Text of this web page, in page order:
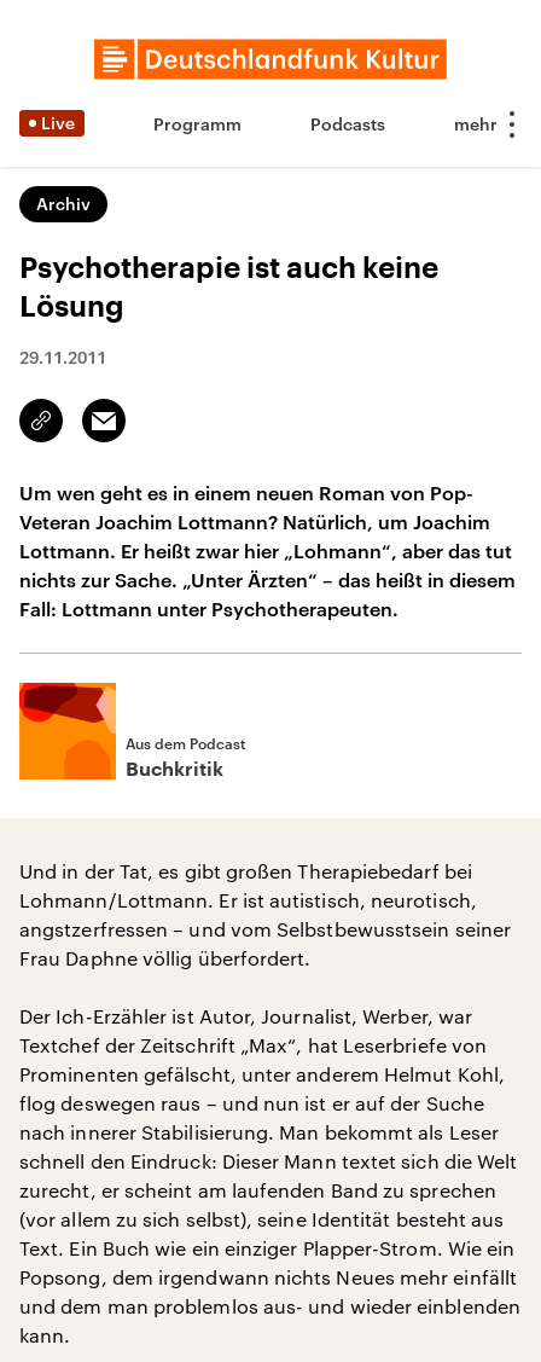
Live Programm Podcasts
Archiv
Psychotherapie ist auch keine
Lösung
29.11.2011
Link
kopieren/teilen
Email
Um wen geht es in einem neuen Roman von Pop-
Veteran Joachim Lottmann? Natürlich, um Joachim
Lottmann. Er heißt zwar hier „Lohmann“, aber das tut
nichts zur Sache. „Unter Ärzten“ – das heißt in diesem
Fall: Lottmann unter Psychotherapeuten.
Aus dem Podcast
Buchkritik
Und in der Tat, es gibt großen Therapiebedarf bei
Lohmann/Lottmann. Er ist autistisch, neurotisch,
angstzerfressen – und vom Selbstbewusstsein seiner
Frau Daphne völlig überfordert.
Der Ich-Erzähler ist Autor, Journalist, Werber, war
Textchef der Zeitschrift „Max“, hat Leserbriefe von
Prominenten gefälscht, unter anderem Helmut Kohl,
flog deswegen raus – und nun ist er auf der Suche
nach innerer Stabilisierung. Man bekommt als Leser
schnell den Eindruck: Dieser Mann textet sich die Welt
zurecht, er scheint am laufenden Band zu sprechen
(vor allem zu sich selbst), seine Identität besteht aus
Text. Ein Buch wie ein einziger Plapper-Strom. Wie ein
Popsong, dem irgendwann nichts Neues mehr einfällt
und dem man problemlos aus- und wieder einblenden
kann.